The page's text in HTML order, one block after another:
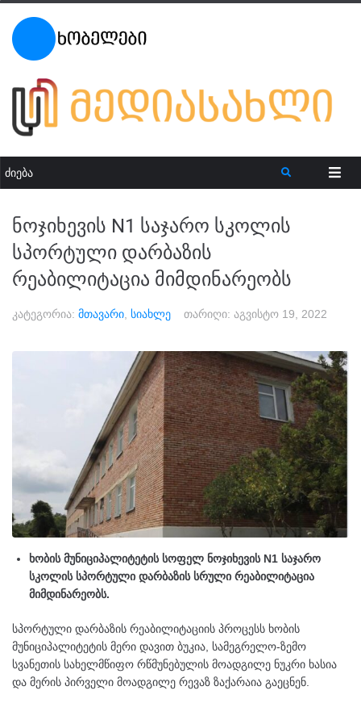
ნოჯიხევის N1 საჯარო სკოლის
სპორტული დარბაზის
რეაბილიტაცია მიმდინარეობს
კატეგორია: მთავარი სიახლე თარიღი: აგვისტო 19, 2022
ხობის მუნიციპალიტეტის სოფელ ნოჯიხევის N1 საჯარო
სკოლის სპორტული დარბაზის სრული რეაბილიტაცია
მიმდინარეობს.
სპორტული დარბაზის რეაბილიტაციის პროცესს ხობის
მუნიციპალიტეტის მერი დავით ბუკია, სამეგრელო-ზემო
სვანეთის სახელმწიფო რწმუნებულის მოადგილე ნუკრი ხასია
და მერის პირველი მოადგილე რევაზ ზაქარაია გაეცნენ.